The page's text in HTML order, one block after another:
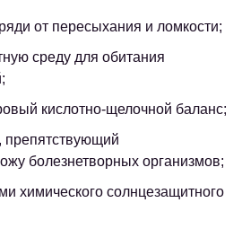
от пересыхания и ломкости;
среду для обитания
кислотно-щелочной баланс;
препятствующий
болезнетворных организмов;
химического солнцезащитного